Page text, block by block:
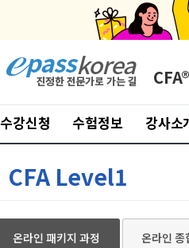
CFA®
수강신청 수험정보 강사소
CFA Level1
온라인 패키지 과정 온라인 종